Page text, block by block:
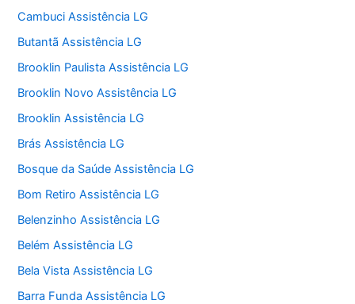
Cambuci Assistência LG
Butantã Assistência LG
Brooklin Paulista Assistência LG
Brooklin Novo Assistência LG
Brooklin Assistência LG
Brás Assistência LG
Bosque da Saúde Assistência LG
Bom Retiro Assistência LG
Belenzinho Assistência LG
Belém Assistência LG
Bela Vista Assistência LG
Barra Funda Assistência LG